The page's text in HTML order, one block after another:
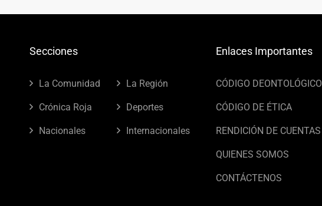
Secciones
La Comunidad La Región
Crónica Roja Deportes
Nacionales Internacionales
Enlaces Importantes
CÓDIGO DEONTOLÓGICO
CÓDIGO DE ÉTICA
RENDICIÓN DE CUENTAS
QUIENES SOMOS
CONTÁCTENOS